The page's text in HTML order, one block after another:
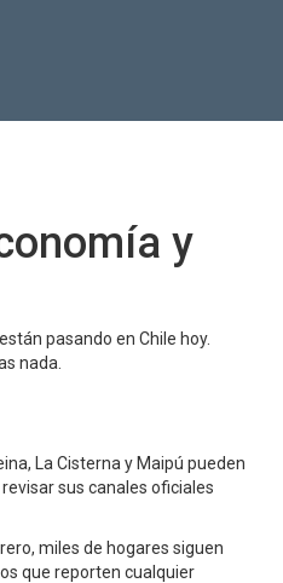
y
pasando en Chile hoy.
nada.
La Cisterna y Maipú pueden
sus canales oficiales
miles de hogares siguen
que reporten cualquier